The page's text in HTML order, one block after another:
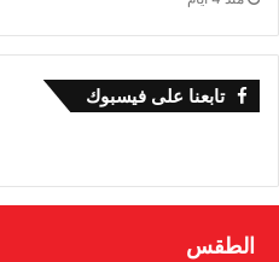
تابعنا على فيسبوك
الطقس